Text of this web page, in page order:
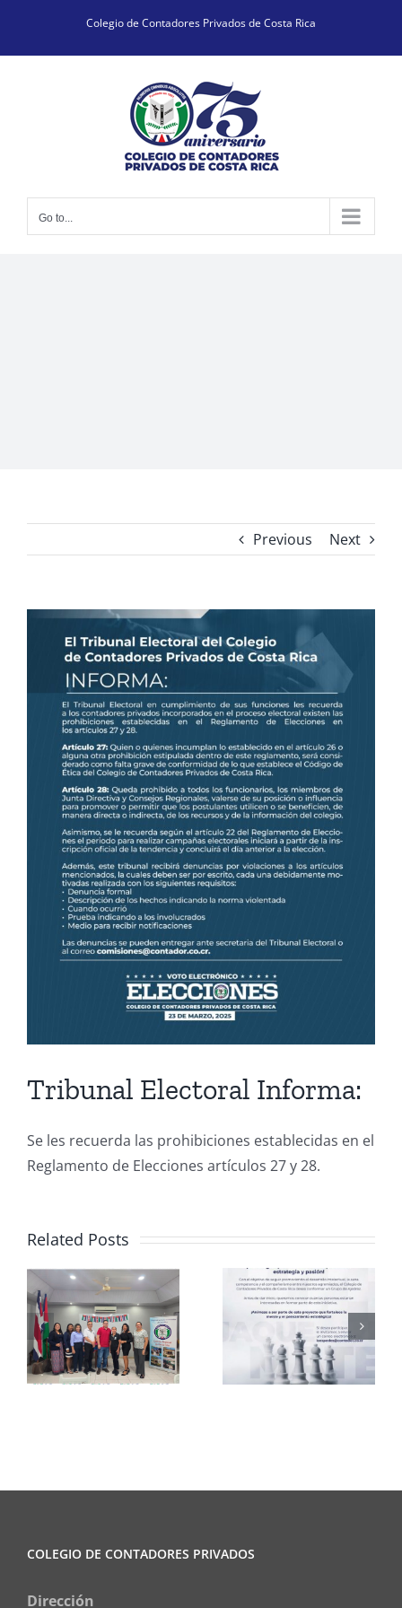
content
Colegio de Contadores Privados de Costa Rica
Go to...
Previous Next
View
Larger
Image
Tribunal Electoral Informa:
Se les recuerda las prohibiciones establecidas en el
Reglamento de Elecciones artículos 27 y 28.
Related Posts
Club de
Ajedrez
CCPCR
Informa
COLEGIO DE CONTADORES PRIVADOS
Dirección